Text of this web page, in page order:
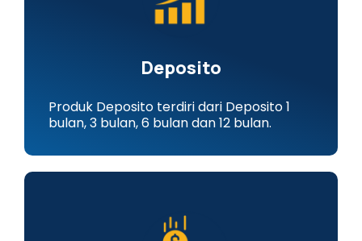
Deposito
Produk Deposito terdiri dari Deposito 1
bulan, 3 bulan, 6 bulan dan 12 bulan.